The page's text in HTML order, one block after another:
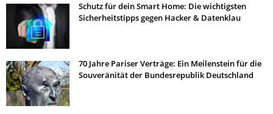
Schutz für dein Smart Home: Die wichtigsten
Sicherheitstipps gegen Hacker & Datenklau
70 Jahre Pariser Verträge: Ein Meilenstein für die
Souveränität der Bundesrepublik Deutschland